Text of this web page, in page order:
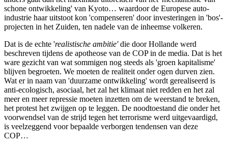
schone ontwikkeling' van Kyoto… waardoor de Europese auto-
industrie haar uitstoot kon 'compenseren' door investeringen in 'bos'-
projecten in het Zuiden, ten nadele van de inheemse volkeren.
Dat is de echte 'realistische ambitie'die door Hollande werd
beschreven tijdens de apotheose van de COP in de media. Dat is het
ware gezicht van wat sommigen nog steeds als 'groen kapitalisme'
blijven begroeten. We moeten de realiteit onder ogen durven zien.
Wat er in naam van 'duurzame ontwikkeling' wordt gerealiseerd is
anti-ecologisch, asociaal, het zal het klimaat niet redden en het zal
meer en meer repressie moeten inzetten om de weerstand te breken,
het protest het zwijgen op te leggen. De noodtoestand die onder het
voorwendsel van de strijd tegen het terrorisme werd uitgevaardigd,
is veelzeggend voor bepaalde verborgen tendensen van deze
COP…